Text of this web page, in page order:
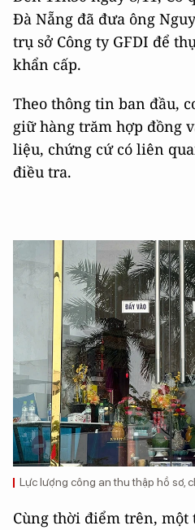
Đà Nẵng đã đưa ông
trụ sở Công ty GFDI để
khẩn cấp.
Theo thông tin ban đầu,
giữ hàng trăm hợp đồng
liệu, chứng cứ có liên
điều tra.
Lực lượng công an thu thập hồ sơ,
Cùng thời điểm trên, một